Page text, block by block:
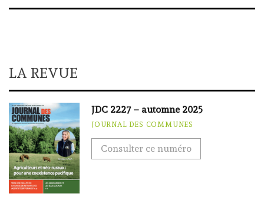
LA REVUE
JDC 2227 – automne 2025
JOURNAL DES COMMUNES
Consulter ce numéro